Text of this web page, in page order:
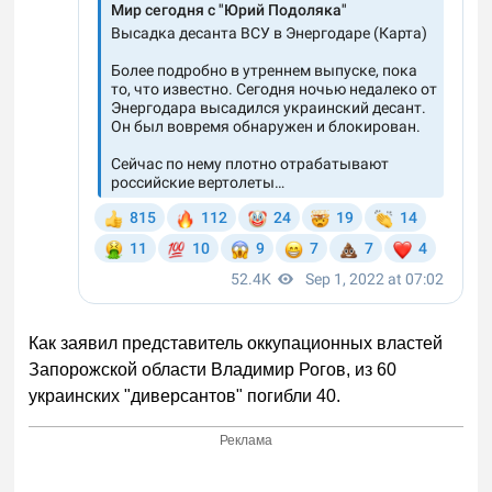
Как заявил представитель оккупационных властей
Запорожской области Владимир Рогов, из 60
украинских "диверсантов" погибли 40.
Реклама